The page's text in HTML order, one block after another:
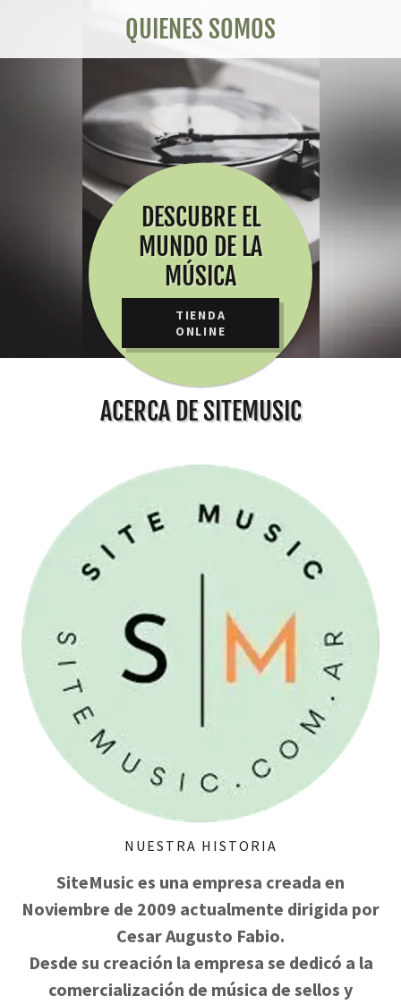
QUIENES SOMOS
DESCUBRE EL
MUNDO DE LA
MÚSICA
TIENDA
ONLINE
ACERCA DE SITEMUSIC
NUESTRA HISTORIA
SiteMusic es una empresa creada en
Noviembre de 2009 actualmente dirigida por
Cesar Augusto Fabio.
Desde su creación la empresa se dedicó a la
comercialización de música de sellos y